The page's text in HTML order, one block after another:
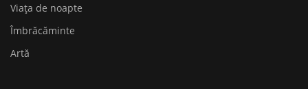
Viața de noapte
Îmbrăcăminte
Artă